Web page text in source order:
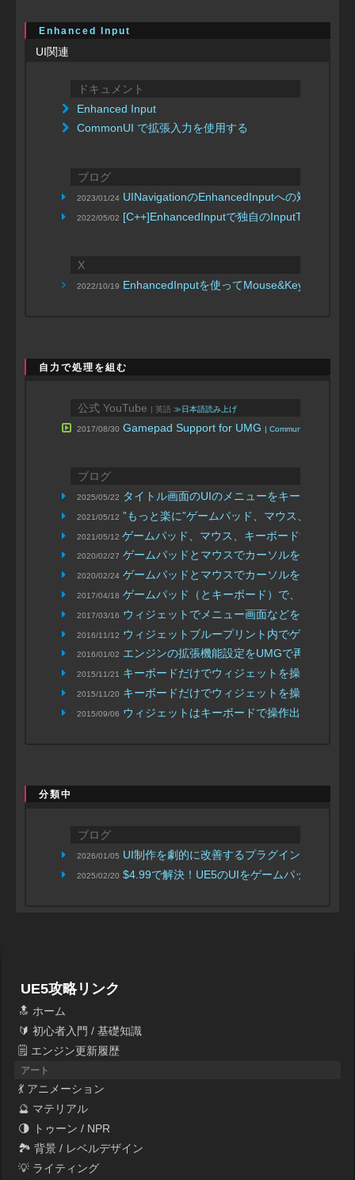
Enhanced Input
UI関連
ドキュメント
Enhanced Input
CommonUI で拡張入力を使用する
ブログ
2023/01/24 UINavigationのEnhancedInputへの対応
2022/05/02 [C++]EnhancedInputで独自のInputTriggerを
X
2022/10/19 EnhancedInputを使って
自力で処理を組む
公式 YouTube | 英語 ≫日本語読み上げ
2017/08/30 Gamepad Support for UMG | Community Led
ブログ
2025/05/22 タイトル画面のUIのメニューをキーボードで
2021/05/12 ”もっと楽に”ゲームパッド、マウス、キーボ
2021/05/12ゲームパッド、マウス、キーボードすべてで
2020/02/27 ゲームパッドとマウスでカーソルを動かす 《
2020/02/24 ゲームパッドとマウスでカーソルを動かす 《
2017/04/18 ゲームパッド（とキーボード）で、UMGの
2017/03/16 ウィジェットでメニュー画面などを作った際
2016/11/12 ウィジェットブループリント内でゲームパッ
2016/01/02 エンジンの拡張機能設定をUMGで再現してみ
2015/11/21 キーボードだけでウィジェットを操作する・
2015/11/20 キーボードだけでウィジェットを操作する
2015/09/06 ウィジェットはキーボードで操作出来るのか
分類中
ブログ
2026/01/05 UI制作を劇的に改善するプラグイン「Visual
2025/02/20 $4.99で解決！UE5のUIをゲームパッド操作
UE5攻略リンク
🔝 ホーム
🔰 初心者入門 / 基礎知識
🗒 エンジン更新履歴
アート
💃 アニメーション
🔮 マテリアル
🌗 トゥーン / NPR
🏞 背景 / レベルデザイン
💡 ライティング